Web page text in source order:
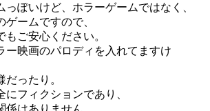
っぽいけど、ホラーゲームではなく、
ームですので、
ご安心ください。
ー映画のパロディを入れてますけ
だったり。
フィクションであり、
はありません。